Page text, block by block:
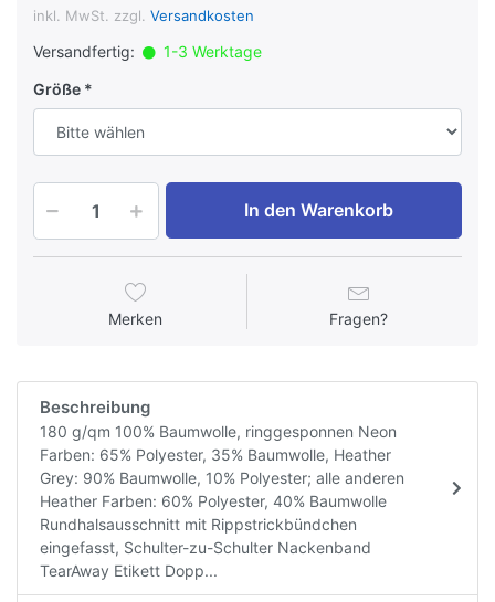
inkl. MwSt. zzgl. Versandkosten
Versandfertig:
1-3 Werktage
Größe
In den Warenkorb
Merken Fragen?
Beschreibung
180 g/qm 100% Baumwolle, ringgesponnen Neon
Farben: 65% Polyester, 35% Baumwolle, Heather
Grey: 90% Baumwolle, 10% Polyester; alle anderen
Heather Farben: 60% Polyester, 40% Baumwolle
Rundhalsausschnitt mit Rippstrickbündchen
eingefasst, Schulter-zu-Schulter Nackenband
TearAway Etikett Dopp...